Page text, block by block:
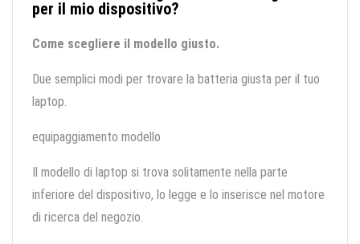
per il mio dispositivo?
Come scegliere il modello giusto.
Due semplici modi per trovare la batteria giusta per il tuo
laptop.
equipaggiamento modello
Il modello di laptop si trova solitamente nella parte
inferiore del dispositivo, lo legge e lo inserisce nel motore
di ricerca del negozio.